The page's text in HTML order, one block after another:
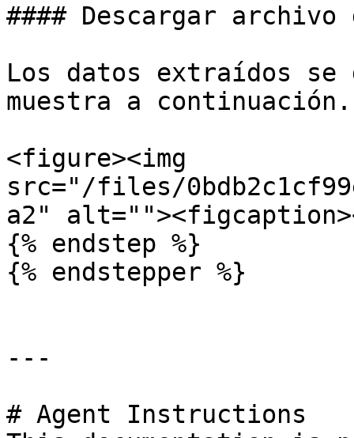
#### Descargar archivo
Los datos extraídos se
muestra a continuación.
<figure><img
src="/files/
a2"
{% endstep %}
{% endstepper %}
---
# Agent Instructions